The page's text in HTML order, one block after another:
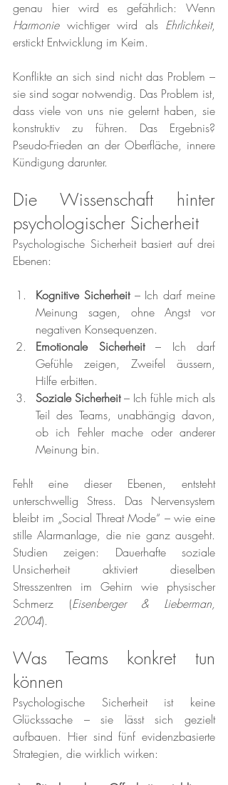
Harmonie wichtiger wird als Ehrlichkeit,
erstickt Entwicklung im Keim.
Konflikte an sich sind nicht das Problem –
sie sind sogar notwendig. Das Problem ist,
dass viele von uns nie gelernt haben, sie
konstruktiv zu führen. Das Ergebnis?
Pseudo-Frieden an der Oberfläche, innere
Kündigung darunter.
Die Wissenschaft hinter
psychologischer Sicherheit
Psychologische Sicherheit basiert auf drei
Ebenen:
Kognitive Sicherheit – Ich darf meine
Meinung sagen, ohne Angst vor
negativen Konsequenzen.
Emotionale Sicherheit – Ich darf
Gefühle zeigen, Zweifel äussern,
Hilfe erbitten.
Soziale Sicherheit – Ich fühle mich als
Teil des Teams, unabhängig davon,
ob ich Fehler mache oder anderer
Meinung bin.
Fehlt eine dieser Ebenen, entsteht
unterschwellig Stress. Das Nervensystem
bleibt im „Social Threat Mode“ – wie eine
stille Alarmanlage, die nie ganz ausgeht.
Studien zeigen: Dauerhafte soziale
Unsicherheit aktiviert dieselben
Stresszentren im Gehirn wie physischer
Schmerz (Eisenberger & Lieberman,
2004).
Was Teams konkret tun
können
Psychologische Sicherheit ist keine
Glückssache – sie lässt sich gezielt
aufbauen. Hier sind fünf evidenzbasierte
Strategien, die wirklich wirken: